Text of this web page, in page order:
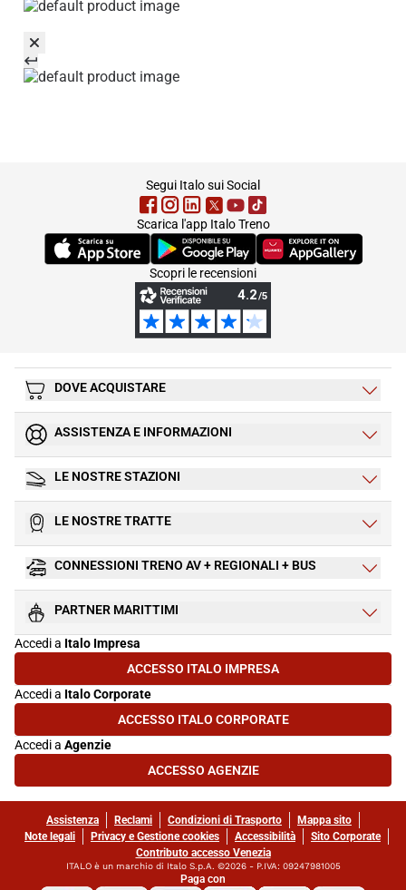
Segui Italo sui Social
Scarica l'app Italo Treno
(Si apre in una nuova scheda)(Si apre in una nuova scheda)
(Si apre in una nuova
Scopri le recensioni
DOVE ACQUISTARE
ASSISTENZA E INFORMAZIONI
LE NOSTRE STAZIONI
LE NOSTRE TRATTE
CONNESSIONI TRENO AV + REGIONALI + BUS
PARTNER MARITTIMI
Accedi a Italo Impresa
ACCESSO ITALO IMPRESA(SI APRE IN UNA NUOVA SCHEDA)
Accedi a Italo Corporate
ACCESSO ITALO CORPORATE(SI APRE IN UNA NUOVA SCHEDA)
Accedi a Agenzie
ACCESSO AGENZIE(SI APRE IN UNA NUOVA SCHEDA)
Assistenza Reclami Condizioni di Trasporto
Mappa sito
Note legali
Privacy e Gestione cookies Accessibilità
Sito Corporate
Contributo accesso Venezia
ITALO è un marchio di Italo S.p.A. ©2026 - P.IVA: 09247981005
Paga con